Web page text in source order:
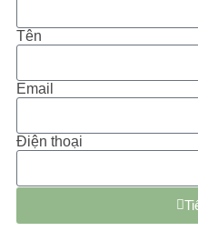
Tên
Email
Điện thoại